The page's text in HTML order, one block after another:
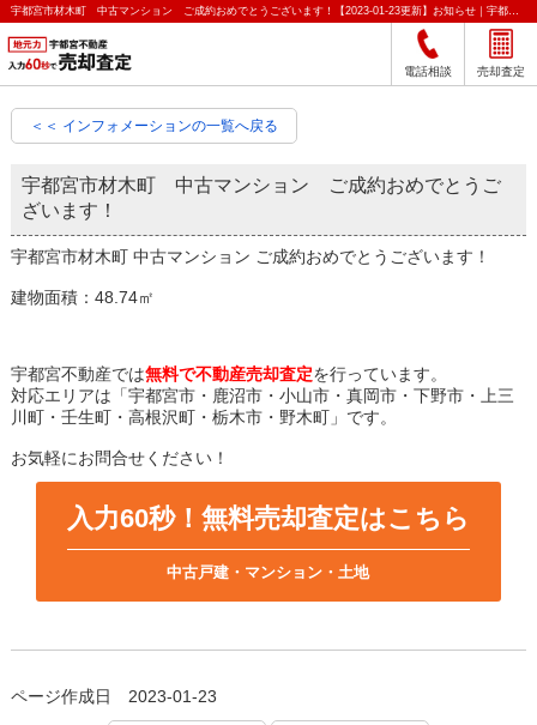
宇都宮市材木町 中古マンション ご成約おめでとうございます！【2023-01-23更新】お知らせ｜宇都宮市の不動産をクイック売却査定｜宇都宮不動産
電話相談 売却査定
＜＜ インフォメーションの一覧へ戻る
宇都宮市材木町 中古マンション ご成約おめでとうご
ざいます！
宇都宮市材木町 中古マンション ご成約おめでとうございます！
建物面積：48.74㎡
宇都宮不動産では無料で不動産売却査定を行っています。
対応エリアは「宇都宮市・鹿沼市・小山市・真岡市・下野市・上三
川町・壬生町・高根沢町・栃木市・野木町」です。
お気軽にお問合せください！
入力60秒！無料売却査定はこちら
中古戸建・マンション・土地
ページ作成日 2023-01-23